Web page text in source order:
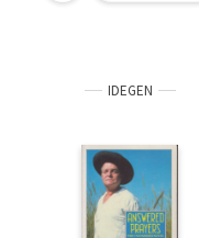
IDEGEN